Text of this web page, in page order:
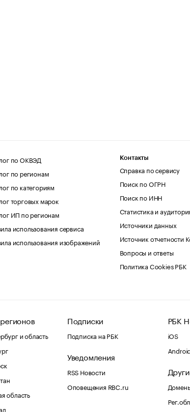
по ОКВЭД
по регионам
по категориям
торговых марок
ИП по регионам
использования сервиса
использования изображений
Контакты
Справка по сервису
Поиск по ОГРН
Поиск по ИНН
Статистика и
Источники данных
Источник отчетности
Вопросы и ответы
Политика Cookies РБК
и область
область
Подписки
Подписка на РБК
Уведомления
RSS Новости
Оповещения RBC.ru
РБК
iOS